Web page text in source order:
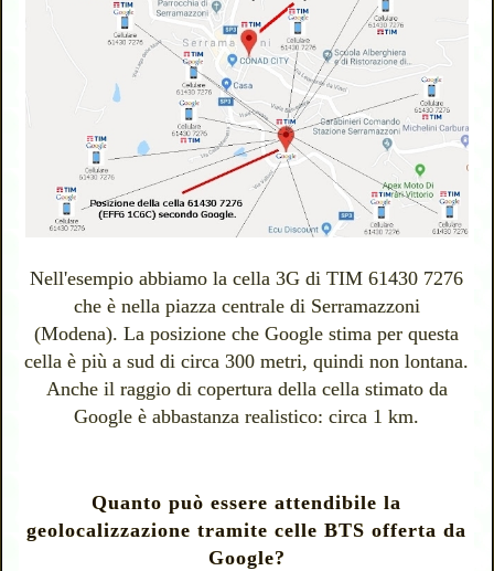
Nell'esempio abbiamo la cella 3G di TIM 61430 7276
che è nella piazza centrale di Serramazzoni
(Modena). La posizione che Google stima per questa
cella è più a sud di circa 300 metri, quindi non lontana.
Anche il raggio di copertura della cella stimato da
Google è abbastanza realistico: circa 1 km.
Quanto può essere attendibile la
geolocalizzazione tramite celle BTS offerta da
Google?